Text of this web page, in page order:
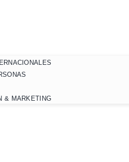
& MARKETING